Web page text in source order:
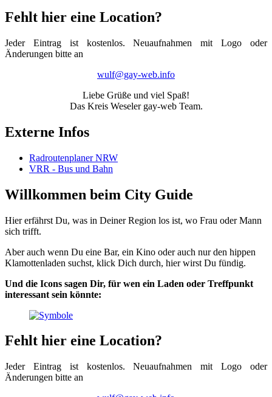
Fehlt hier eine Location?
Jeder Eintrag ist kostenlos. Neuaufnahmen mit Logo oder
Änderungen bitte an
wulf@gay-web.info
Liebe Grüße und viel Spaß!
Das Kreis Weseler gay-web Team.
Externe Infos
Radroutenplaner NRW
VRR - Bus und Bahn
Willkommen beim City Guide
Hier erfährst Du, was in Deiner Region los ist, wo Frau oder Mann
sich trifft.
Aber auch wenn Du eine Bar, ein Kino oder auch nur den hippen
Klamottenladen suchst, klick Dich durch, hier wirst Du fündig.
Und die Icons sagen Dir, für wen ein Laden oder Treffpunkt
interessant sein könnte:
Fehlt hier eine Location?
Jeder Eintrag ist kostenlos. Neuaufnahmen mit Logo oder
Änderungen bitte an